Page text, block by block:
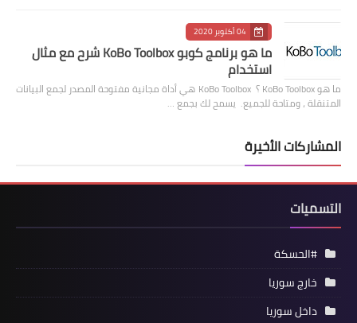
04 أكتوبر 2020
ما هو برنامج كوبو KoBo Toolbox شرح مع مثال
استخدام
ما هو KoBo Toolbox ؟ KoBo Toolbox هي أداة مجانية مفتوحة المصدر لجمع البيانات
المتنقلة ، ومتاحة للجميع. يسمح لك بجمع …
المشاركات الأخيرة
التسميات
#الحسكة
خارج سوريا
داخل سوريا